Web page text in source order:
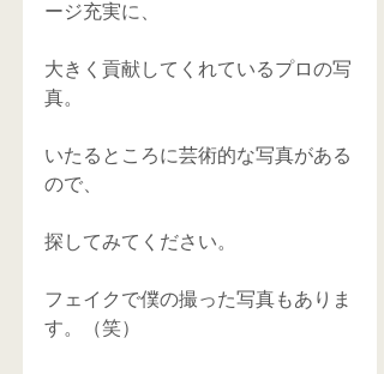
ージ充実に、
大きく貢献してくれているプロの写
真。
いたるところに芸術的な写真がある
ので、
探してみてください。
フェイクで僕の撮った写真もありま
す。（笑）